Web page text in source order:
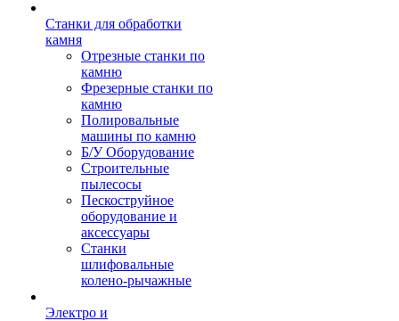
Станки для обработки
камня
Отрезные станки по
камню
Фрезерные станки по
камню
Полировальные
машины по камню
Б/У Оборудование
Строительные
пылесосы
Пескоструйное
оборудование и
аксессуары
Станки
шлифовальные
колено-рычажные
Электро и